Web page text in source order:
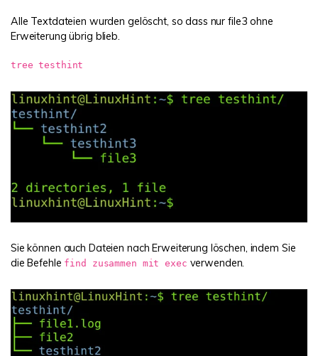
Alle Textdateien wurden gelöscht, so dass nur file3 ohne
Erweiterung übrig blieb.
tree testhint
Sie können auch Dateien nach Erweiterung löschen, indem Sie
die Befehle find zusammen mit exec verwenden.